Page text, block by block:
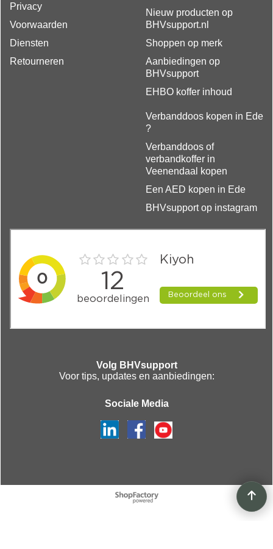
Privacy
Voorwaarden
Diensten
Retourneren
Nieuw producten op
BHVsupport.nl
Shoppen op merk
Aanbiedingen op
BHVsupport
EHBO koffer inhoud
Verbanddoos kopen in Ede
?
Verbanddoos of
verbandkoffer in
Veenendaal kopen
Een AED kopen in Ede
BHVsupport op instagram
Volg BHVsupport
Voor tips, updates en aanbiedingen:
Sociale Media
Webwinkel gemaakt met
ShopFactory webwinkel